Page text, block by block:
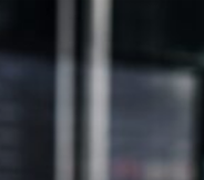
Ce qui